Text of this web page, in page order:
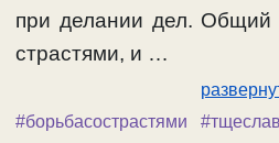
при делании дел. Общий
страстями, и …
#борьбасострастями